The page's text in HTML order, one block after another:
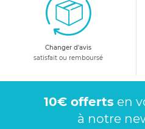
Changer d'avis
satisfait ou remboursé
10€ offerts en
à notre